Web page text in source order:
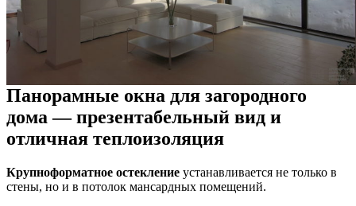
Панорамные окна для загородного
дома — презентабельный вид и
отличная теплоизоляция
Крупноформатное остекление устанавливается не только в
стены, но и в потолок мансардных помещений.